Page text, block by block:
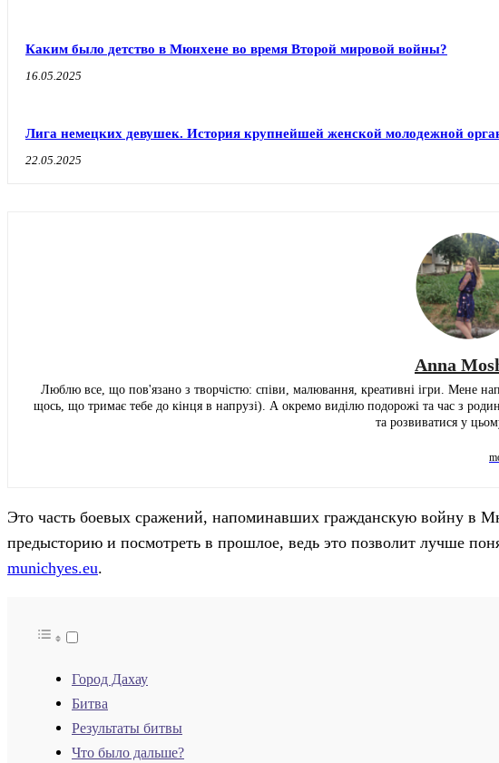
Каким было детство в Мюнхене во время Второй мировой войны?
16.05.2025
Лига немецких девушек. История крупнейшей женской молодежной
22.05.2025
Anna
Люблю все, що пов'язано з творчістю: співи, малювання, креативні ігри. Мене
щось, що тримає тебе до кінця в напрузі). А окремо виділю подорожі та час з
та розвиватися у
Это часть боевых сражений, напоминавших гражданскую войну в
предысторию и посмотреть в прошлое, ведь это позволит лучше
munichyes.eu.
Город Дахау
Битва
Результаты битвы
Что было дальше?